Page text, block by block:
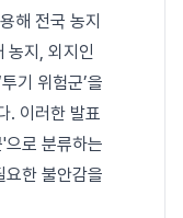
해 전국 농지
농지, 외지인
기 위험군’을
. 이러한 발표
으로 분류하는
요한 불안감을